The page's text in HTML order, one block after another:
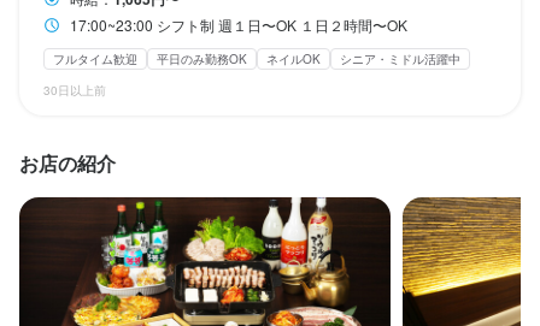
17:00~23:00 シフト制 週１日〜OK １日２時間〜OK
フルタイム歓迎 平日のみ勤務OK ネイルOK
シニア・ミドル活躍中
30日以上前
お店の紹介
学歴不問 新卒歓迎 第二新卒歓迎 Uターン・Iターン歓迎
フリーター歓迎
大学生歓迎
主婦・主夫歓迎 シニア・ミドル活躍中
女性活躍中
仕事内容
当店のホールスタッフとして、お客様のご案内をはじめ、オーダ
ーの受付や料理・ドリンクの提供、お会計、テーブルの片付けな
ど、接客サービス全般をお任せします。韓国料理ならではの雰囲
気を楽しみながら、お客様が心地よく過ごせるようサポートして
ください。
学歴不問 未経験者歓迎 フリーター歓迎
主婦・主夫歓迎
シニア・ミドル活躍中
女性活躍中
当店のアルバイト調理スタッフは、主に韓国料理の盛り付けや料
理の仕上げといった簡単な調理補助を担当していただきます。包
丁作業や複雑な調理はほとんどありませんので、未経験の方でも
安心して始められる内容です。